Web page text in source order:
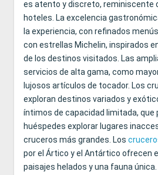
es atento y discreto, reminiscente
hoteles. La excelencia
la experiencia, con refinados
con estrellas Michelin, inspirados
de los destinos visitados. Las
servicios de alta gama, como
lujosos artículos de tocador. Los
exploran destinos variados y
íntimos de capacidad limitada, que
huéspedes explorar lugares
cruceros más grandes. Los
por el Ártico y el Antártico ofrecen
paisajes helados y una fauna